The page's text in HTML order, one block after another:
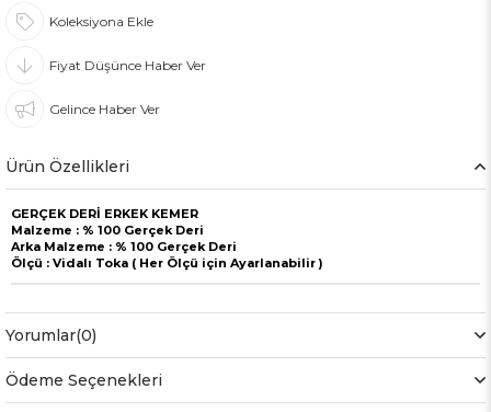
Koleksiyona Ekle
Fiyat Düşünce Haber Ver
Gelince Haber Ver
Ürün Özellikleri
GERÇEK DERİ ERKEK KEMER
Malzeme : % 100 Gerçek Deri
Arka Malzeme : % 100 Gerçek Deri
Ölçü : Vidalı Toka ( Her Ölçü için Ayarlanabilir )
Yorumlar(0)
Ödeme Seçenekleri